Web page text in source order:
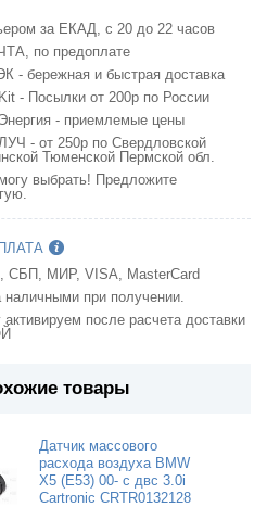
за ЕКАД, с 20 до 22 часов
по предоплате
- бережная и быстрая доставка
- Посылки от 200р по России
- приемлемые цены
- от 250р по Свердловской
Тюменской Пермской обл.
выбрать! Предложите
СБП, МИР, VISA, MasterCard
наличными при получении.
после расчета доставки
товары
Датчик массового
расхода воздуха BMW
X5 (E53) 00- с двс 3.0i
Cartronic CRTR0132128